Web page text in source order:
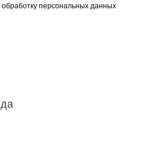
персональных данных